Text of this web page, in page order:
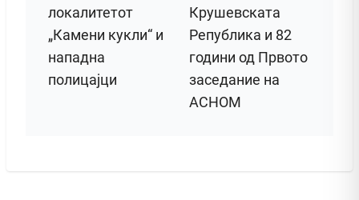
локалитетот
„Камени кукли“ и
нападна
полицајци
Крушевската
Република и 82
години од Првото
заседание на
АСНОМ